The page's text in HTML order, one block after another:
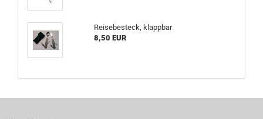
Reisebesteck, klappbar
8,50 EUR